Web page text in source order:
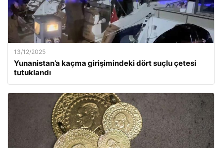
13/12/2025
Yunanistan’a kaçma girişimindeki dört suçlu çetesi
tutuklandı